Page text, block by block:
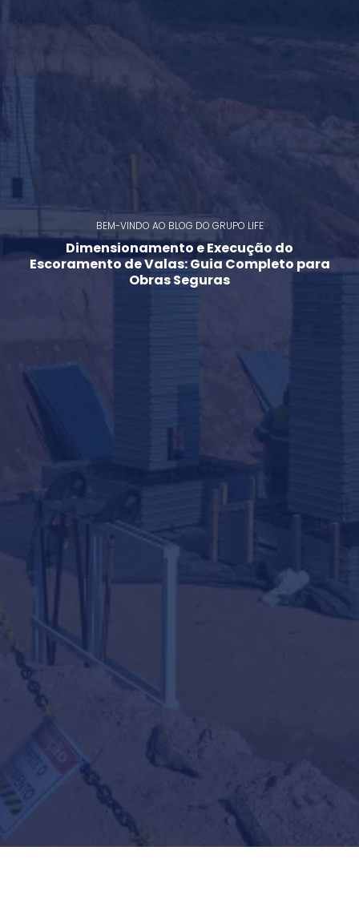
BEM-VINDO AO BLOG DO GRUPO LIFE
Dimensionamento e Execução do
Escoramento de Valas: Guia Completo para
Obras Seguras